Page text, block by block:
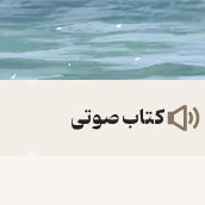
کتاب صوتی